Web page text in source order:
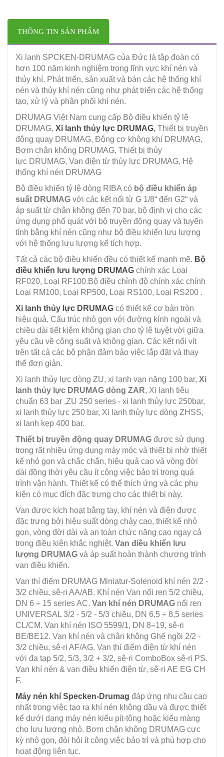
THÔNG TIN SẢN PHẨM
Xi lanh SPCKEN-DRUMAG của Đức là tập đoàn có
hơn 100 năm kinh nghiệm trong lĩnh vực khí nén và
thủy khí. Phát triển, sản xuất và bán các hệ thống khí
nén và thủy khí nén cũng như phát triển các hệ thống
tạo, xử lý và phân phối khí nén.
DRUMAG Việt Nam cung cấp Bộ điều khiển tỷ lệ
DRUMAG, Xi lanh thủy lực DRUMAG, Thiết bị truyền
động quay DRUMAG, Động cơ không khí DRUMAG,
Bơm chân không DRUMAG, Thiết bị thủy
lực DRUMAG, Van điện từ thủy lực DRUMAG, Hệ
thống khí nén DRUMAG
Bộ điều khiển tỷ lệ dòng RIBA có bộ điều khiển áp
suất DRUMAG với các kết nối từ G 1/8“ đến G2“ và
áp suất từ ​​chân không đến 70 bar, bộ định vị cho các
ứng dụng phổ quát với bộ truyền động quay và tuyến
tính bằng khí nén cũng như bộ điều khiển lưu lượng
với hệ thống lưu lượng kế tích hợp.
Tất cả các bộ điều khiển đều có thiết kế mạnh mẽ. Bộ
điều khiển lưu lượng DRUMAG chính xác Loại
RF020, Loại RF100.Bộ điều chỉnh độ chính xác chính
Loại RM100, Loại RP500, Loại RS100, Loại RS200 .
Xi lanh thủy lực DRUMAG có thiết kế cơ bản tròn
hiệu quả. Cấu trúc nhỏ gọn với đường kính ngoài và
chiều dài tiết kiệm không gian cho tỷ lệ tuyệt vời giữa
yêu cầu về công suất và không gian. Các kết nối vít
trên tất cả các bộ phận đảm bảo việc lắp đặt và thay
thế đơn giản.
Xi lanh thủy lực dòng ZU, xi lanh vạn năng 100 bar, Xi
lanh thủy lực DRUMAG dòng ZAR, Xi lanh tiêu
chuẩn 63 bar ,ZU 250 series - xi lanh thủy lực 250bar,
xi lanh thủy lực 250 bar, Xi lanh thủy lực dòng ZHSS,
xi lanh kẹp 400 bar.
Thiết bị truyền động quay DRUMAG được sử dụng
trong rất nhiều ứng dụng máy móc và thiết bị nhờ thiết
kế nhỏ gọn và chắc chắn, hiệu quả cao và vòng đời
dài đồng thời yêu cầu ít công việc bảo trì trong quá
trình vận hành. Thiết kế có thể thích ứng và các phụ
kiện có mục đích đặc trưng cho các thiết bị này.
Van được kích hoạt bằng tay, khí nén và điện được
đặc trưng bởi hiệu suất dòng chảy cao, thiết kế nhỏ
gọn, vòng đời dài và an toàn chức năng cao ngay cả
trong điều kiện khắc nghiệt. Van điều khiển lưu
lượng DRUMAG và áp suất hoàn thành chương trình
van điều khiển.
Van thí điểm DRUMAG Miniatur-Solenoid khí nén 2/2 -
3/2 chiều, sê-ri AA/AB. Khí nén Van nối ren 5/2 chiều,
DN 6 ÷ 15 series AC. Van khí nén DRUMAG nối ren
UNIVERSAL 3/2 - 5/2 - 5/3 chiều, DN 6,5 ÷ 8,5 series
CL/CM. Van khí nén ISO 5599/1, DN 8÷19, sê-ri
BE/BE12. Van khí nén và chân không Ghế ngồi 2/2 -
3/2 chiều, sê-ri AF/AG. Van thí điểm điện từ khí nén
với đa tạp 5/2, 5/3, 3/2 + 3/2, sê-ri ComboBox sê-ri PS.
Van khí nén & van điều khiển điện từ, sê-ri AE EG CH
F.
Máy nén khí Specken-Drumag đáp ứng nhu cầu cao
nhất trong việc tạo ra khí nén không dầu và được thiết
kế dưới dạng máy nén kiểu pít-tông hoặc kiểu màng
cho lưu lượng nhỏ. Bơm chân không DRUMAG cực
kỳ nhỏ gọn, đòi hỏi ít công việc bảo trì và phù hợp cho
hoạt động liên tục.